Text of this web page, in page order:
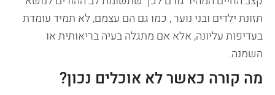
תזונת ילדים ובני נוער , כמו גם הם עצמם, לא תמיד עומדת
בעדיפות עליונה, אלא אם מתגלה בעיה בריאותית או
השמנה.
מה קורה כאשר לא אוכלים נכון?